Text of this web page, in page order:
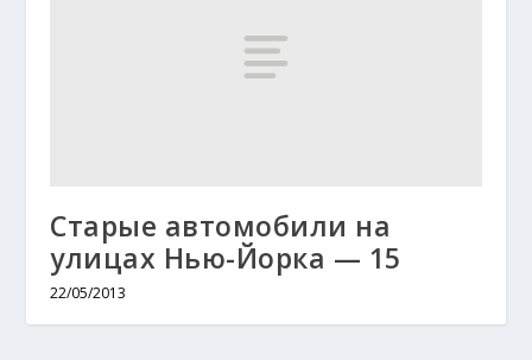
Старые автомобили на
улицах Нью-Йорка — 15
22/05/2013